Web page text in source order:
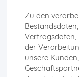
Zu den
der
unsere